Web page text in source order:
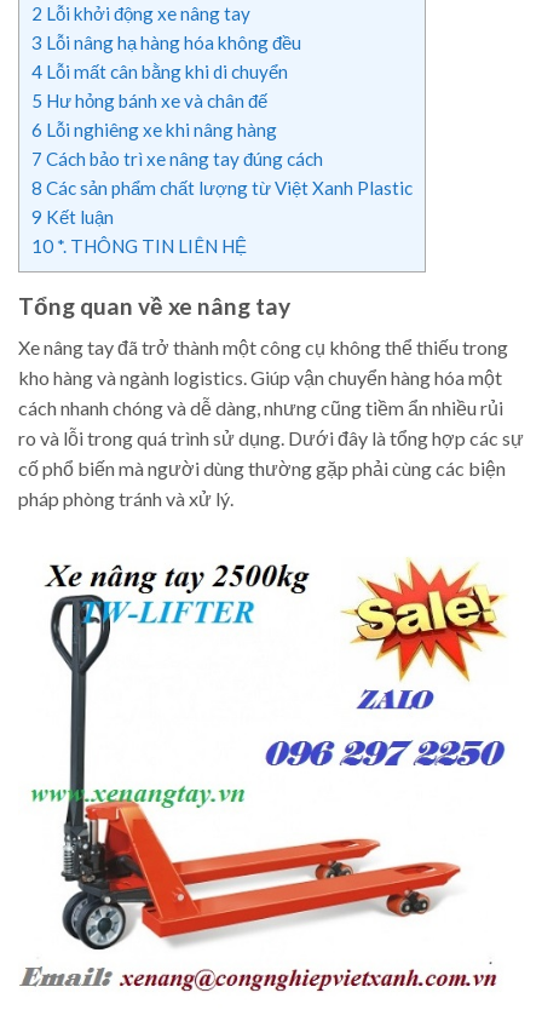
2 Lỗi khởi động xe nâng tay
3 Lỗi nâng hạ hàng hóa không đều
4 Lỗi mất cân bằng khi di chuyển
5 Hư hỏng bánh xe và chân đế
6 Lỗi nghiêng xe khi nâng hàng
7 Cách bảo trì xe nâng tay đúng cách
8 Các sản phẩm chất lượng từ Việt Xanh Plastic
9 Kết luận
10 *. THÔNG TIN LIÊN HỆ
Tổng quan về xe nâng tay
Xe nâng tay đã trở thành một công cụ không thể thiếu trong
kho hàng và ngành logistics. Giúp vận chuyển hàng hóa một
cách nhanh chóng và dễ dàng, nhưng cũng tiềm ẩn nhiều rủi
ro và lỗi trong quá trình sử dụng. Dưới đây là tổng hợp các sự
cố phổ biến mà người dùng thường gặp phải cùng các biện
pháp phòng tránh và xử lý.